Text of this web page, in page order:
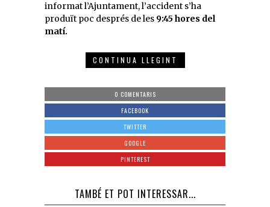
informat l’Ajuntament, l’accident s’ha
produït poc després de les 9:45 hores del
matí.
CONTINUA LLEGINT
0 COMENTARIS
FACEBOOK
TWITTER
GOOGLE
PINTEREST
TAMBÉ ET POT INTERESSAR...